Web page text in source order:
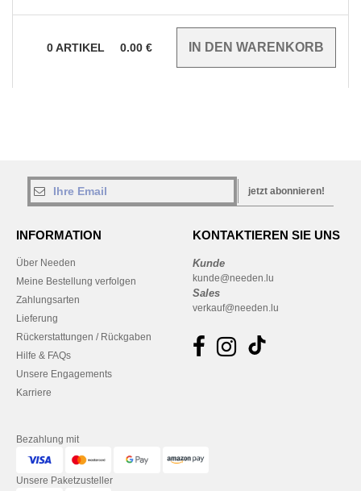
0ARTIKEL 0.00 €
jetzt abonnieren!
INFORMATION
Über Needen
Meine Bestellung verfolgen
Zahlungsarten
Lieferung
Rückerstattungen / Rückgaben
Hilfe & FAQs
Unsere Engagements
Karriere
KONTAKTIEREN SIE UNS
Kunde
kunde@needen.lu
Sales
verkauf@needen.lu
Bezahlung mit
Unsere Paketzusteller